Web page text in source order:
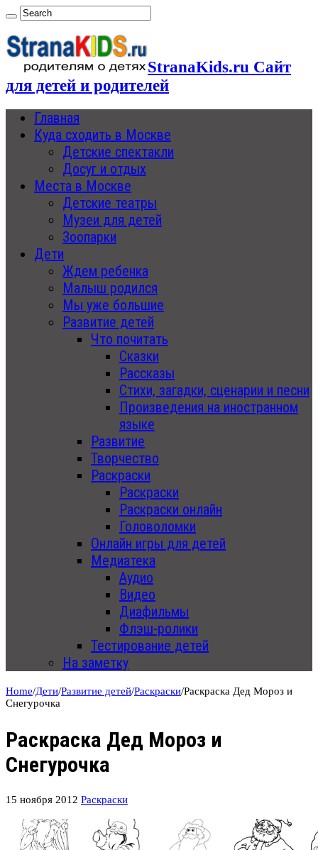
StranaKids.ru Сайт
для детей и родителей
Главная
Куда сходить в Москве
Детские спектакли
Досуг и отдых
Места в Москве
Детские театры
Музеи для детей
Зоопарки
Дети
Ждем ребенка
Малыш родился
Мы уже большие
Развитие детей
Что почитать
Сказки
Рассказы
Стихи, загадки, сценарии и песни
Произведения на иностранном
языке
Развитие
Творчество
Раскраски
Раскраски
Раскраски онлайн
Головоломки
Онлайн игры для детей
Медиатека
Аудио
Видео
Диафильмы
Флэш-ролики
Тестирование детей
На заметку
Home/Дети/Развитие детей/Раскраски/Раскраска Дед Мороз и
Снегурочка
Раскраска Дед Мороз и
Снегурочка
15 ноября 2012 Раскраски